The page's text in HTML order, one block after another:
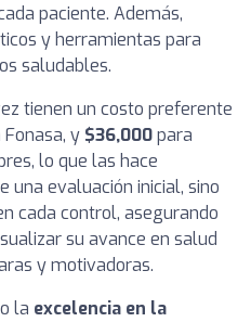
paciente. Además,
y herramientas para
saludables.
tienen un costo preferente
y $36,000para
lo que las hace
una evaluación inicial, sino
cada control, asegurando
su avance en salud
y motivadoras.
la excelencia en la